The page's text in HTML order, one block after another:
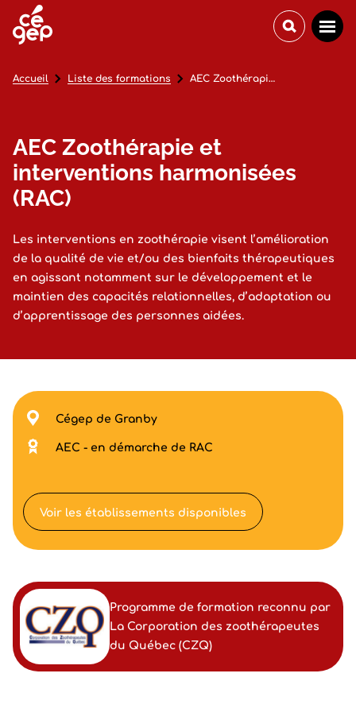
AEC Zoothérapie et
interventions harmonisées
(RAC)
Les interventions en zoothérapie visent l’amélioration
de la qualité de vie et/ou des bienfaits thérapeutiques
en agissant notamment sur le développement et le
maintien des capacités relationnelles, d’adaptation ou
d’apprentissage des personnes aidées.
Accueil Liste des formations AEC Zoothérapie et interventions harmonisées (RAC)
Cégep de Granby
AEC - en démarche de RAC
Voir les établissements disponibles
Programme de formation reconnu par
La Corporation des zoothérapeutes
du Québec (CZQ)